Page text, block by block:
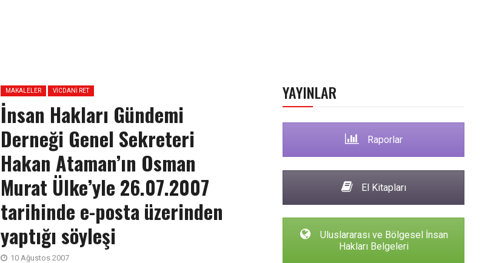
MAKALELER VICDANI RET
İnsan Hakları Gündemi
Derneği Genel Sekreteri
Hakan Ataman’ın Osman
Murat Ülke’yle 26.07.2007
tarihinde e-posta üzerinden
yaptığı söyleşi
10 Ağustos 2007
YAYINLAR
Raporlar
El Kitapları
Uluslararası ve Bölgesel İnsan
Hakları Belgeleri